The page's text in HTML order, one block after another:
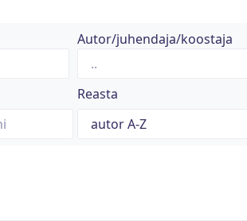
Autor/juhendaja/koostaja
Reasta